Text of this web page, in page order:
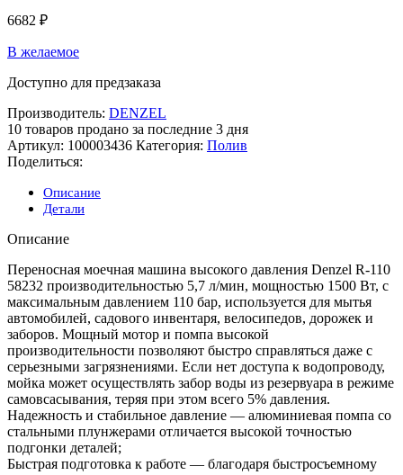
6682 ₽
В желаемое
Доступно для предзаказа
Производитель: DENZEL
10 товаров продано за последние 3 дня
Артикул: 100003436 Категория: Полив
Поделиться:
Описание
Детали
Описание
Переносная моечная машина высокого давления Denzel R-110
58232 производительностью 5,7 л/мин, мощностью 1500 Вт, с
максимальным давлением 110 бар, используется для мытья
автомобилей, садового инвентаря, велосипедов, дорожек и
заборов. Мощный мотор и помпа высокой
производительности позволяют быстро справляться даже с
серьезными загрязнениями. Если нет доступа к водопроводу,
мойка может осуществлять забор воды из резервуара в режиме
самовсасывания, теряя при этом всего 5% давления.
Надежность и стабильное давление — алюминиевая помпа со
стальными плунжерами отличается высокой точностью
подгонки деталей;
Быстрая подготовка к работе — благодаря быстросъемному